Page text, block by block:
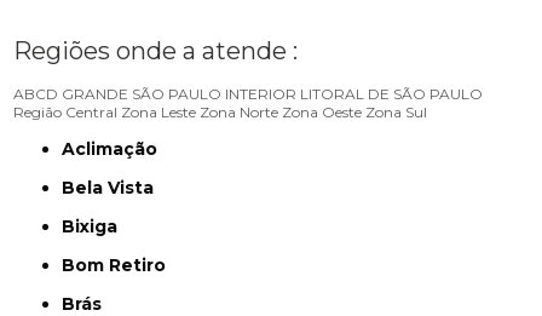
Regiões onde a atende :
ABCD GRANDE SÃO PAULO INTERIOR LITORAL DE SÃO PAULO
Região Central Zona Leste Zona Norte Zona Oeste Zona Sul
Aclimação
Bela Vista
Bixiga
Bom Retiro
Brás